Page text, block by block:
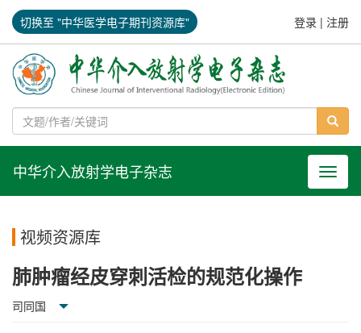
切换至 "中华医学电子期刊资源库" 登录 | 注册
导航
中华介入放射学电子杂志
视频资源库
肺肿瘤经皮穿刺活检的规范化操作
司同国